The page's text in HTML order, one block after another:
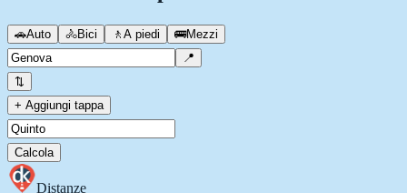
🚗Auto 🚴Bici 🚶 A piedi 🚌Mezzi
📍
⇅
+ Aggiungi tappa
Calcola
Distanze